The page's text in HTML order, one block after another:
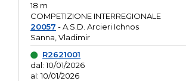
18 m
COMPETIZIONE INTERREGIONALE
20057 - A.S.D. Arcieri Ichnos
Sanna, Vladimir
R2621001
dal: 10/01/2026
al: 10/01/2026